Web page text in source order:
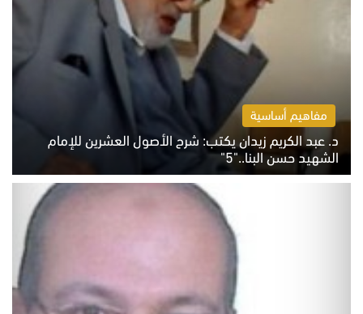
مفاهيم أساسية
د. عبد الكريم زيدان يكتب: شرح الأصول العشرين للإمام
الشهيد حسن البنا.."5"
السبت 8 أغسطس 2026 10:46 ص